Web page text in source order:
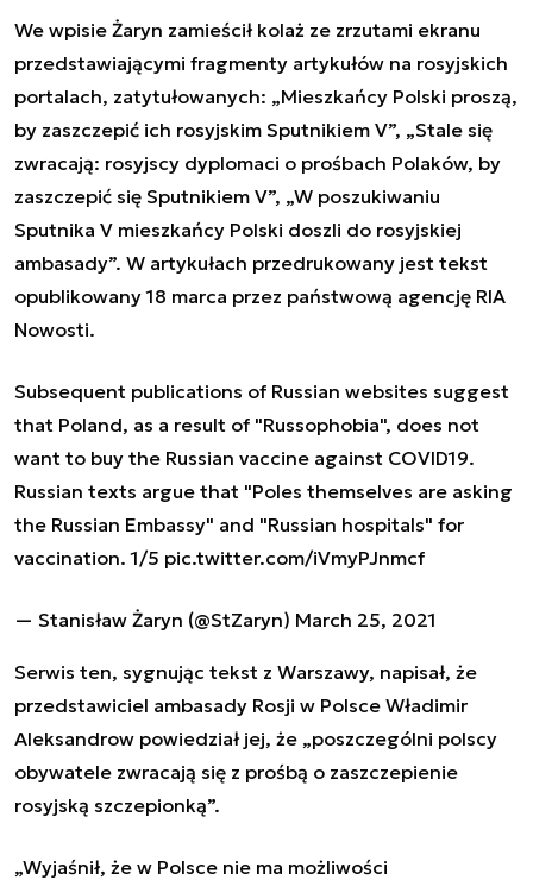
We wpisie Żaryn zamieścił kolaż ze zrzutami ekranu
przedstawiającymi fragmenty artykułów na rosyjskich
portalach, zatytułowanych: „Mieszkańcy Polski proszą,
by zaszczepić ich rosyjskim Sputnikiem V”, „Stale się
zwracają: rosyjscy dyplomaci o prośbach Polaków, by
zaszczepić się Sputnikiem V”, „W poszukiwaniu
Sputnika V mieszkańcy Polski doszli do rosyjskiej
ambasady”. W artykułach przedrukowany jest tekst
opublikowany 18 marca przez państwową agencję RIA
Nowosti.
Subsequent publications of Russian websites suggest
that Poland, as a result of "Russophobia", does not
want to buy the Russian vaccine against COVID19.
Russian texts argue that "Poles themselves are asking
the Russian Embassy" and "Russian hospitals" for
vaccination. 1/5 pic.twitter.com/iVmyPJnmcf
— Stanisław Żaryn (@StZaryn) March 25, 2021
Serwis ten, sygnując tekst z Warszawy, napisał, że
przedstawiciel ambasady Rosji w Polsce Władimir
Aleksandrow powiedział jej, że „poszczególni polscy
obywatele zwracają się z prośbą o zaszczepienie
rosyjską szczepionką”.
„Wyjaśnił, że w Polsce nie ma możliwości